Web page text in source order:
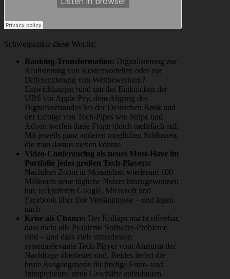
Schwerpunkte diese Woche:
Banking-Transformation: Digitalisierung zur
Realisierung von Kostenvorteilen oder zur
Differenzierung von Wettbewerbern?
Entwicklungen rund um das Einknicken der
UBS vor Apple Pay, dem Abgang des
Digitalvorstandes bei der Deutschen Bank und
der Erfolge von Tech-Pipes wie Stripe und
Adyen werfen diese Frage gleich mehrfach auf.
Mit jeweils ganz anderen möglichen Schlüssen,
die man daraus ziehen könnte.
Video-Conferencing als neues Must-Have im
Portfolio jedes großen Tech-Players:
Nachdem Zoom in Monatsfrist wiederum 100
Millionen neue tägliche Nutzer hinzugewonnen
hat, reflektieren Google, Microsoft und
Facebook über ihre Versäumnisse – und legen
nach.
Krise als Chance: Der Kollaps macht offenbar,
dass nicht alle Probleme Software-Probleme
sind – und dass viele unterdessen
systemrelevante Tech-Player vom Ansturm der
Nachfrage überlastet sind. Beides liefert die
beste Ausgangsbasis für findige Entre- und
Intrapreneure, neue Geschäfte aufzubauen.